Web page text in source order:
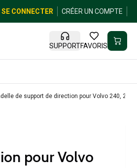
SE CONNECTER CRÉER UN COMPTE
SUPPORTFAVORIS
de support de direction pour Volvo 240, 260
pour Volvo